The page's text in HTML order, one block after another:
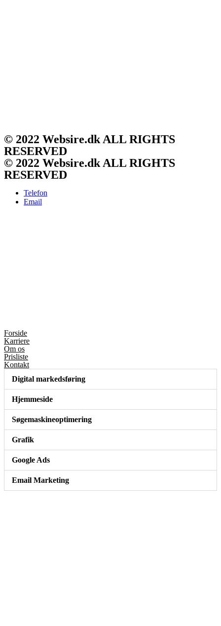
© 2022 Websire.dk ALL RIGHTS
RESERVED
© 2022 Websire.dk ALL RIGHTS
RESERVED
Telefon
Email
Forside
Karriere
Om os
Prisliste
Kontakt
Digital markedsføring
Hjemmeside
Søgemaskineoptimering
Grafik
Google Ads
Email Marketing